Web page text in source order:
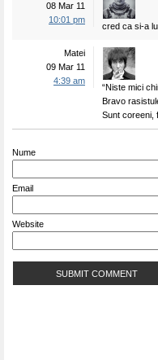
08 Mar 11
10:01 pm
cred ca si-a
Matei
09 Mar 11
4:39 am
“Niste mici
Bravo
Sunt coreeni,
Nume
Email
Website